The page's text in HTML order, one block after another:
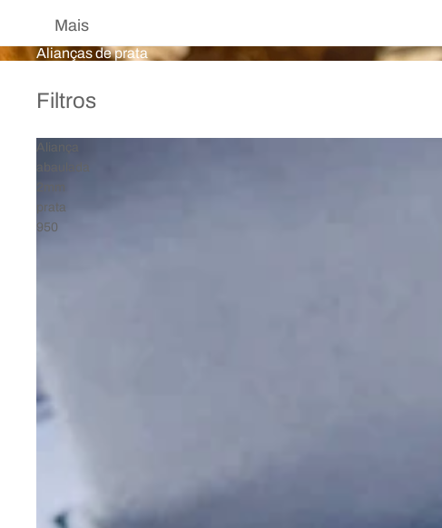
Mais
Alianças de prata
Filtros
Aliança
abaulada
prata
950